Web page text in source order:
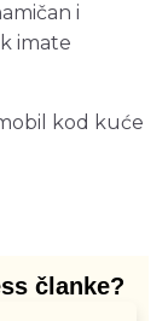
i
imate
kod kuće